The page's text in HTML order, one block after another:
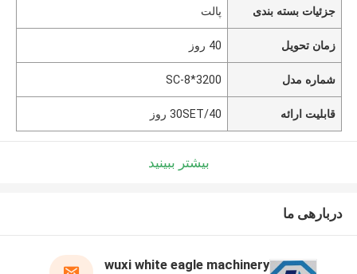
جزئیات بسته بندی پالت
زمان تحویل 40 روز
شماره مدل SC-8*3200
قابلیت ارائه 30SET/40 روز
بیشتر ببینید
دربارهی ما
wuxi white eagle machinery